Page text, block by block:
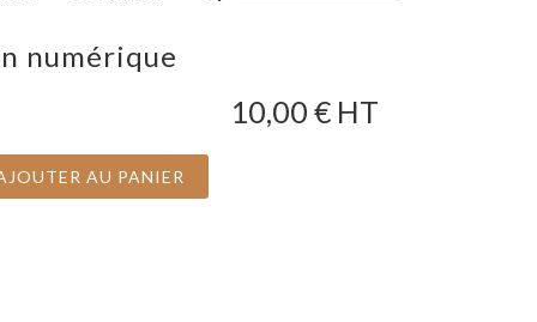
numérique
10,00 € HT
AU PANIER